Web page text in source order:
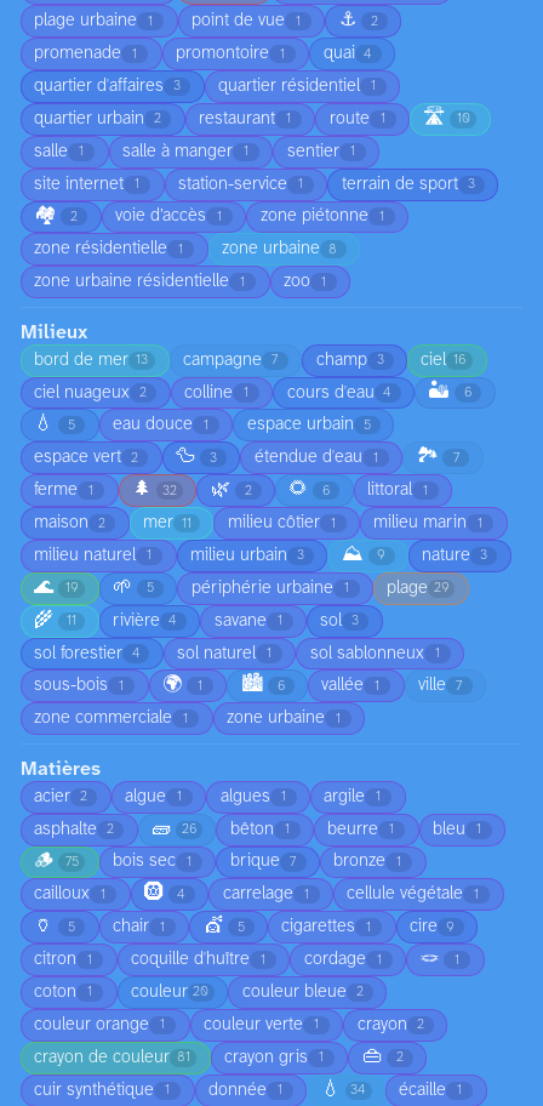
plage urbaine 1 point de vue 1 ⚓ 2
promenade 1 promontoire 1 quai 4
quartier d'affaires 3 quartier résidentiel 1
quartier urbain 2 restaurant 1 route 1 🛣️ 10
salle 1 salle à manger 1 sentier 1
site internet 1 station-service 1 terrain de sport 3
🏘️ 2 voie d’accès 1 zone piétonne 1
zone résidentielle 1 zone urbaine 8
zone urbaine résidentielle 1 zoo 1
Milieux
bord de mer 13 campagne 7 champ 3 ciel 16
ciel nuageux 2 colline 1 cours d'eau 4 🏜️ 6
💧 5 eau douce 1 espace urbain 5
espace vert 2 🦆 3 étendue d'eau 1 🏞️ 7
ferme 1 🌲 32 🌿 2 🌻 6 littoral 1
maison 2 mer 11 milieu côtier 1 milieu marin 1
milieu naturel 1 milieu urbain 3 ⛰️ 9 nature 3
🌊 19 🌱 5 périphérie urbaine 1 plage 29
🌾 11 rivière 4 savane 1 sol 3
sol forestier 4 sol naturel 1 sol sablonneux 1
sous-bois 1 🌍 1 🏙️ 6 vallée 1 ville 7
zone commerciale 1 zone urbaine 1
Matières
acier 2 algue 1 algues 1 argile 1
asphalte 2 🧱 26 bêton 1 beurre 1 bleu 1
🪵 75 bois sec 1 brique 7 bronze 1
cailloux 1 🛞 4 carrelage 1 cellule végétale 1
🏺 5 chair 1 💇 5 cigarettes 1 cire 9
citron 1 coquille d'huître 1 cordage 1 🪢 1
coton 1 couleur 20 couleur bleue 2
couleur orange 1 couleur verte 1 crayon 2
crayon de couleur 81 crayon gris 1 👜 2
cuir synthétique 1 donnée 1 💧 34 écaille 1